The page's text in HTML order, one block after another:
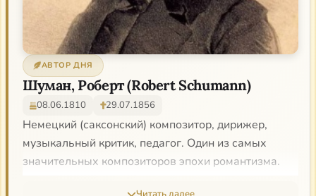
АВТОР ДНЯ
Шуман, Роберт (Robert Schumann)
08.06.1810 29.07.1856
Немецкий (саксонский) композитор, дирижер,
музыкальный критик, педагог. Один из самых
значительных композиторов эпохи романтизма.